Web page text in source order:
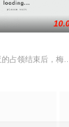
心知父亲蒙冤，
体验刺激的鲨鱼
的占领结束后，梅